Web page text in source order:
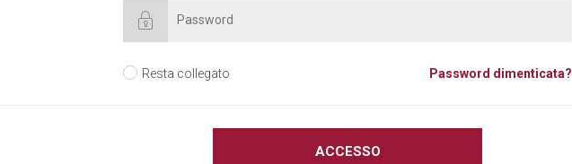
Resta collegato Password dimenticata?